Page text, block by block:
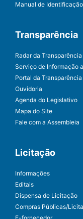
Manual de
Transparência
Radar da Transparência
Serviço de Informação
Portal da Transparência
Ouvidoria
Agenda do Legislativo
Mapa do Site
Fale com a Assembleia
Licitação
Informações
Editais
Dispensa de Licitação
Compras Públicas/